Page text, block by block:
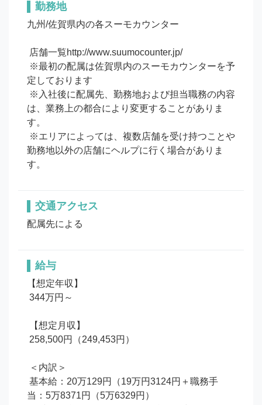
勤務地
九州/佐賀県内の各スーモカウンター
定しております
は、業務上の都合により変更することがありま
す。
勤務地以外の店舗にヘルプに行く場合がありま
す。
交通アクセス
配属先による
給与
【想定年収】
当：5万8371円（5万6329円）